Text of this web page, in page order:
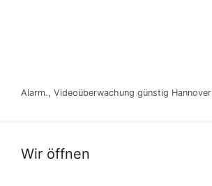
Alarm., Videoüberwachung günstig Hannover
Wir öffnen